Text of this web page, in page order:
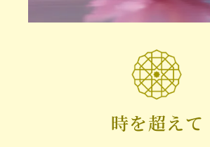
時を超えて